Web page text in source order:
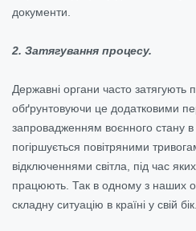
документи.
2. Затягування процесу.
Державні органи часто затягують
обґрунтовуючи це додатковими
запровадженням воєнного стану в
погіршується повітряними
відключеннями світла, під час
працюють. Так в одному з наших
складну ситуацію в країні у свій бік.